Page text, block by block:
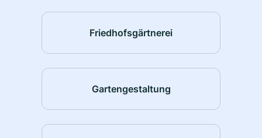
Friedhofsgärtnerei
Gartengestaltung